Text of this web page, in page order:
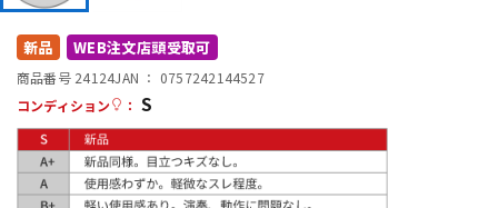
配信/ライブ機器
中古
新品 WEB注文店頭受取可
商品番号 24124JAN ： 0757242144527
コンディション
： S